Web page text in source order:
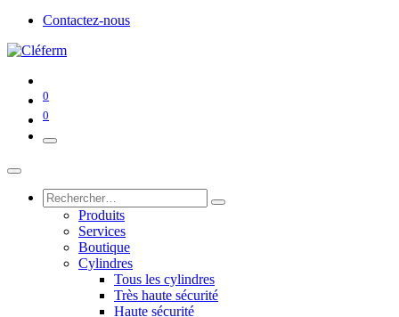
Contactez-nous
0
0
Produits
Services
Boutique
Cylindres
Tous les cylindres
Très haute sécurité
Haute sécurité